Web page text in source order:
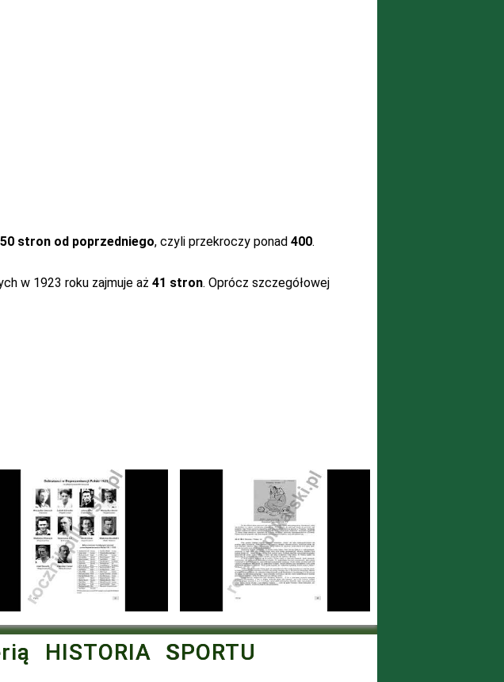
50 stron od poprzedniego, czyli przekroczy ponad 400.
w 1923 roku zajmuje aż 41 stron. Oprócz szczegółowej
HISTORIA SPORTU